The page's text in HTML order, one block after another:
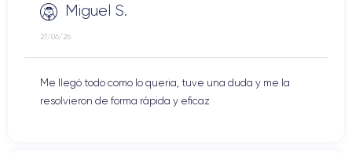
Miguel S.
27/06/26
Me llegó todo como lo queria, tuve una duda y me la
resolvieron de forma rápida y eficaz